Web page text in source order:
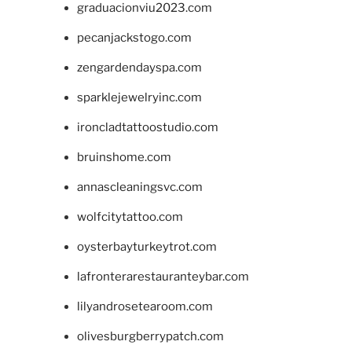
graduacionviu2023.com
pecanjackstogo.com
zengardendayspa.com
sparklejewelryinc.com
ironcladtattoostudio.com
bruinshome.com
annascleaningsvc.com
wolfcitytattoo.com
oysterbayturkeytrot.com
lafronterarestauranteybar.com
lilyandrosetearoom.com
olivesburgberrypatch.com